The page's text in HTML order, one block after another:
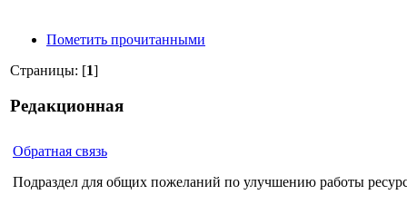
Пометить прочитанными
Страницы: [1]
Редакционная
Обратная связь
Подраздел для общих пожеланий по улучшению работы